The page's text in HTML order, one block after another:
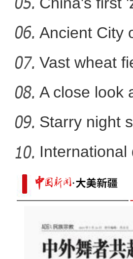
当坦桑尼
Ancient City
Vast wheat
A close look
Starry night